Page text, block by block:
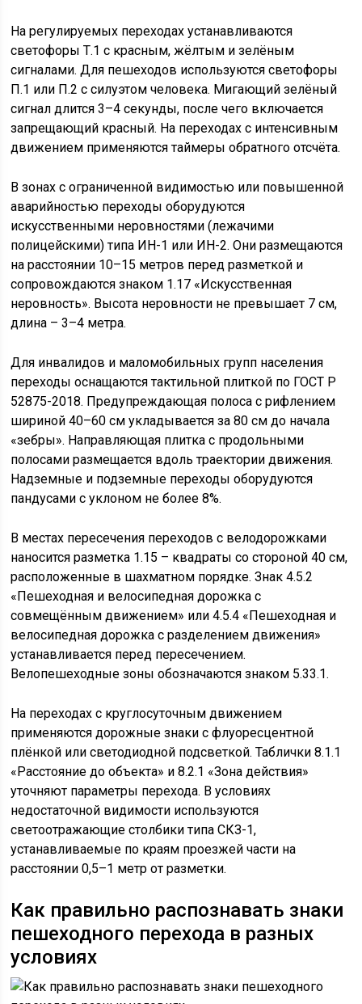
На регулируемых переходах устанавливаются
светофоры Т.1 с красным, жёлтым и зелёным
сигналами. Для пешеходов используются светофоры
П.1 или П.2 с силуэтом человека. Мигающий зелёный
сигнал длится 3–4 секунды, после чего включается
запрещающий красный. На переходах с интенсивным
движением применяются таймеры обратного отсчёта.
В зонах с ограниченной видимостью или повышенной
аварийностью переходы оборудуются
искусственными неровностями (лежачими
полицейскими) типа ИН-1 или ИН-2. Они размещаются
на расстоянии 10–15 метров перед разметкой и
сопровождаются знаком 1.17 «Искусственная
неровность». Высота неровности не превышает 7 см,
длина – 3–4 метра.
Для инвалидов и маломобильных групп населения
переходы оснащаются тактильной плиткой по ГОСТ Р
52875-2018. Предупреждающая полоса с рифлением
шириной 40–60 см укладывается за 80 см до начала
«зебры». Направляющая плитка с продольными
полосами размещается вдоль траектории движения.
Надземные и подземные переходы оборудуются
пандусами с уклоном не более 8%.
В местах пересечения переходов с велодорожками
наносится разметка 1.15 – квадраты со стороной 40 см,
расположенные в шахматном порядке. Знак 4.5.2
«Пешеходная и велосипедная дорожка с
совмещённым движением» или 4.5.4 «Пешеходная и
велосипедная дорожка с разделением движения»
устанавливается перед пересечением.
Велопешеходные зоны обозначаются знаком 5.33.1.
На переходах с круглосуточным движением
применяются дорожные знаки с флуоресцентной
плёнкой или светодиодной подсветкой. Таблички 8.1.1
«Расстояние до объекта» и 8.2.1 «Зона действия»
уточняют параметры перехода. В условиях
недостаточной видимости используются
светоотражающие столбики типа СКЗ-1,
устанавливаемые по краям проезжей части на
расстоянии 0,5–1 метр от разметки.
Как правильно распознавать знаки
пешеходного перехода в разных
условиях